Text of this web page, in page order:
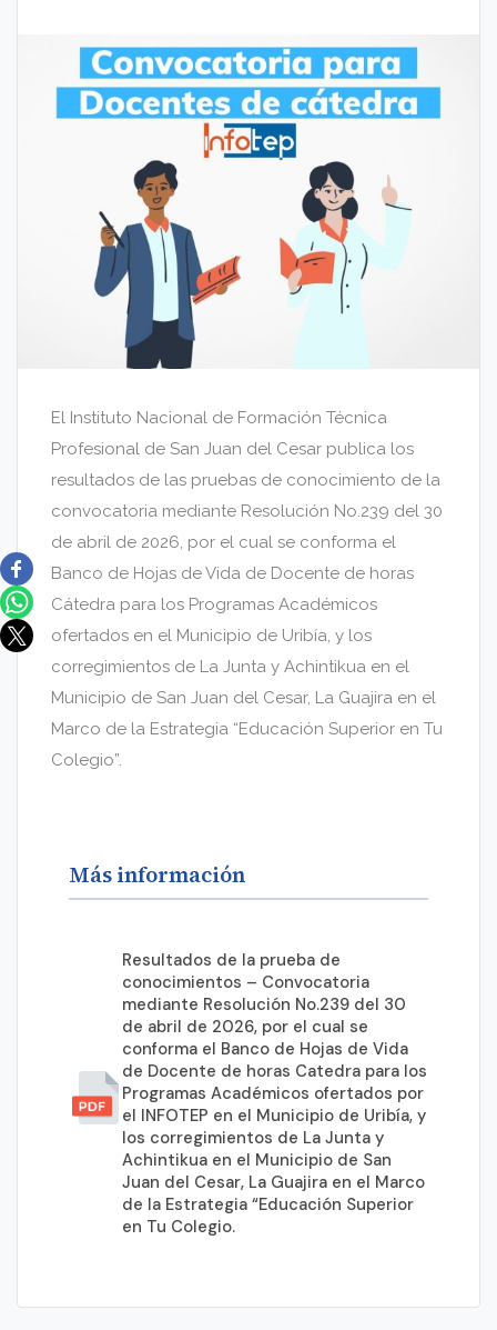
El Instituto Nacional de Formación Técnica
Profesional de San Juan del Cesar publica los
resultados de las pruebas de conocimiento de la
convocatoria mediante Resolución No.239 del 30
de abril de 2026, por el cual se conforma el
Banco de Hojas de Vida de Docente de horas
Cátedra para los Programas Académicos
ofertados en el Municipio de Uribía, y los
corregimientos de La Junta y Achintikua en el
Municipio de San Juan del Cesar, La Guajira en el
Marco de la Estrategia “Educación Superior en Tu
Colegio”.
Más información
Resultados de la prueba de
conocimientos – Convocatoria
mediante Resolución No.239 del 30
de abril de 2026, por el cual se
conforma el Banco de Hojas de Vida
de Docente de horas Catedra para los
Programas Académicos ofertados por
el INFOTEP en el Municipio de Uribía, y
los corregimientos de La Junta y
Achintikua en el Municipio de San
Juan del Cesar, La Guajira en el Marco
de la Estrategia “Educación Superior
en Tu Colegio.